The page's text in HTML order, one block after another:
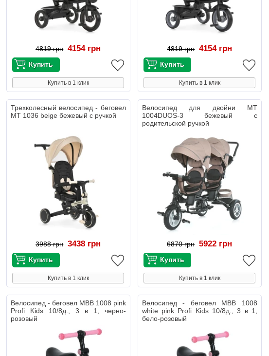
4819 грн 4154 грн
Купить в 1 клик
4819 грн 4154 грн
Купить в 1 клик
Трехколесный велосипед - беговел
MT 1036 beige бежевый с ручкой
3988 грн 3438 грн
Купить в 1 клик
Велосипед для двойни MT
1004DUOS-3 бежевый с
родительской ручкой
6870 грн 5922 грн
Купить в 1 клик
Велосипед - беговел MBB 1008 pink
Profi Kids 10/8д., 3 в 1, черно-
розовый
Велосипед - беговел MBB 1008
white pink Profi Kids 10/8д., 3 в 1,
бело-розовый